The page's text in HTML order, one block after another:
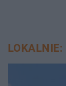
LOKALNIE: